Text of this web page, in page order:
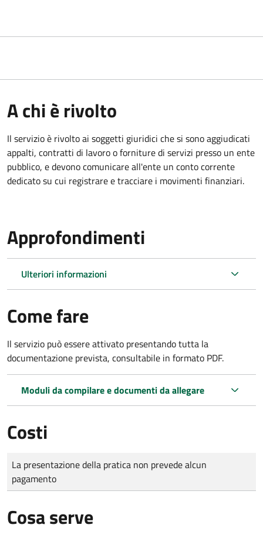
A chi è rivolto
Il servizio è rivolto ai soggetti giuridici che si sono aggiudicati
appalti, contratti di lavoro o forniture di servizi presso un ente
pubblico, e devono comunicare all'ente un conto corrente
dedicato su cui registrare e tracciare i movimenti finanziari.
Approfondimenti
Ulteriori informazioni
Come fare
Il servizio può essere attivato presentando tutta la
documentazione prevista, consultabile in formato PDF.
Moduli da compilare e documenti da allegare
Costi
Tipo di pagamento
Importo
La presentazione della pratica non prevede alcun
pagamento
Cosa serve